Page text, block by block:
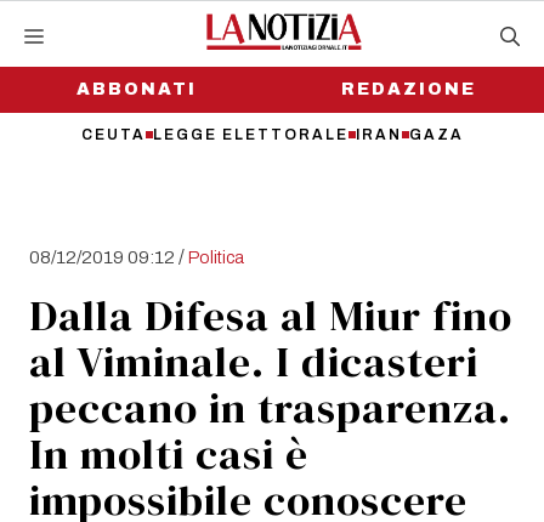
contenutoABBONATI
CEUTA LEGGE ELETTORALE IRAN GAZA
REDAZIONE
08/12/2019 09:12 /Politica
Dalla Difesa al Miur fino
al Viminale. I dicasteri
peccano in trasparenza.
In molti casi è
impossibile conoscere